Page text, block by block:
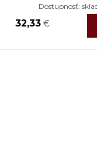
Dostupnosť:
32,33 €